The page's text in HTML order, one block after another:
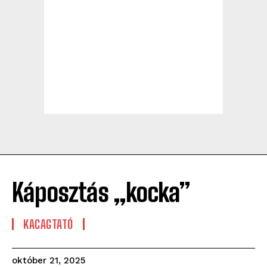
Káposztás „kocka”
KACAGTATÓ
október 21, 2025